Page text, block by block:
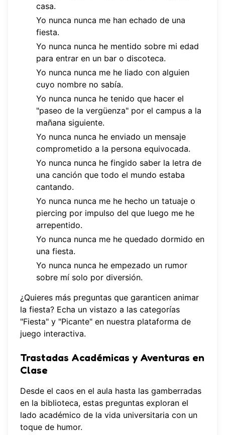
casa.
Yo nunca nunca me han echado de una
fiesta.
Yo nunca nunca he mentido sobre mi edad
para entrar en un bar o discoteca.
Yo nunca nunca me he liado con alguien
cuyo nombre no sabía.
Yo nunca nunca he tenido que hacer el
"paseo de la vergüenza" por el campus a la
mañana siguiente.
Yo nunca nunca he enviado un mensaje
comprometido a la persona equivocada.
Yo nunca nunca he fingido saber la letra de
una canción que todo el mundo estaba
cantando.
Yo nunca nunca me he hecho un tatuaje o
piercing por impulso del que luego me he
arrepentido.
Yo nunca nunca me he quedado dormido en
una fiesta.
Yo nunca nunca he empezado un rumor
sobre mí solo por diversión.
¿Quieres más preguntas que garanticen animar
la fiesta? Echa un vistazo a las categorías
"Fiesta" y "Picante" en nuestra plataforma de
juego interactiva.
Trastadas Académicas y Aventuras en
Clase
Desde el caos en el aula hasta las gamberradas
en la biblioteca, estas preguntas exploran el
lado académico de la vida universitaria con un
toque de humor.